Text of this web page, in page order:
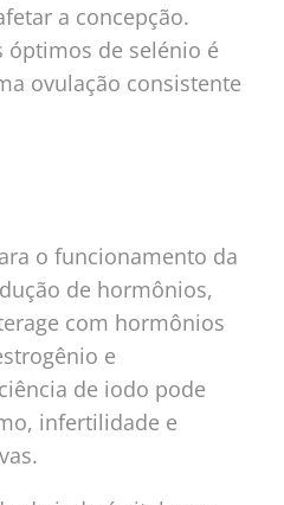
a concepção.
óptimos de selénio é
ovulação consistente
o funcionamento da
de hormônios,
com hormônios
e
de iodo pode
infertilidade e